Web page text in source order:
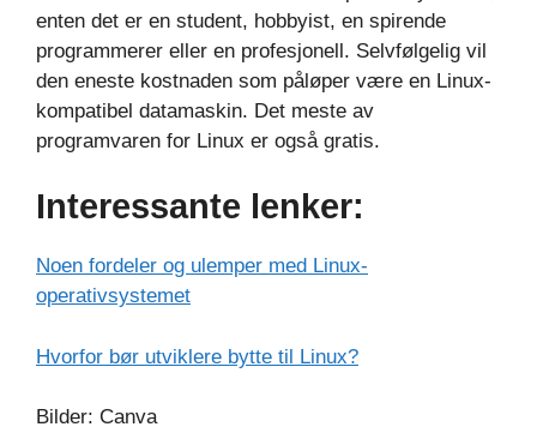
enten det er en student, hobbyist, en spirende
programmerer eller en profesjonell. Selvfølgelig vil
den eneste kostnaden som påløper være en Linux-
kompatibel datamaskin. Det meste av
programvaren for Linux er også gratis.
Interessante lenker:
Noen fordeler og ulemper med Linux-
operativsystemet
Hvorfor bør utviklere bytte til Linux?
Bilder: Canva